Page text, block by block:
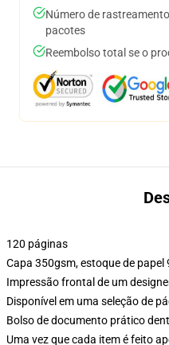
Número de
pacotes
Reembolso total se o
120 páginas
Capa 350gsm, estoque de papel
Impressão frontal de um
Disponível em uma seleção de
Bolso de documento prático
Uma vez que cada item é feito